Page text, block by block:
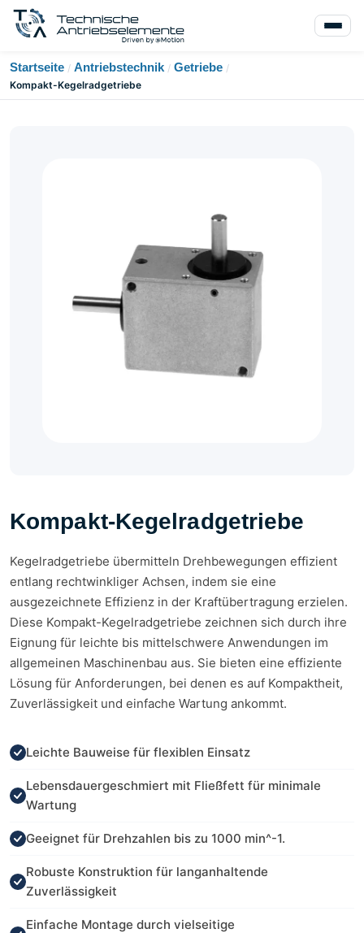
Startseite / Antriebstechnik / Getriebe /
Kompakt-Kegelradgetriebe
Kompakt-Kegelradgetriebe
Kegelradgetriebe übermitteln Drehbewegungen effizient
entlang rechtwinkliger Achsen, indem sie eine
ausgezeichnete Effizienz in der Kraftübertragung erzielen.
Diese Kompakt-Kegelradgetriebe zeichnen sich durch ihre
Eignung für leichte bis mittelschwere Anwendungen im
allgemeinen Maschinenbau aus. Sie bieten eine effiziente
Lösung für Anforderungen, bei denen es auf Kompaktheit,
Zuverlässigkeit und einfache Wartung ankommt.
Leichte Bauweise für flexiblen Einsatz
Lebensdauergeschmiert mit Fließfett für minimale
Wartung
Geeignet für Drehzahlen bis zu 1000 min^-1.
Robuste Konstruktion für langanhaltende
Zuverlässigkeit
Einfache Montage durch vielseitige